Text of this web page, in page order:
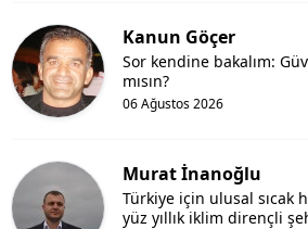
Kanun Göçer
06 Ağustos 2026
Sor kendine bakalım:
mısın?
Murat İnanoğlu
Türkiye için ulusal sıcak
yüz yıllık iklim dirençli